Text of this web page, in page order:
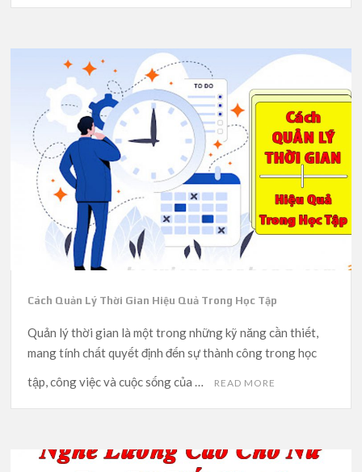
Cách Quản Lý Thời Gian Hiệu Quả Trong Học Tập
Quản lý thời gian là một trong những kỹ năng cần thiết,
mang tính chất quyết định đến sự thành công trong học
tập, công việc và cuộc sống của …
READ MORE